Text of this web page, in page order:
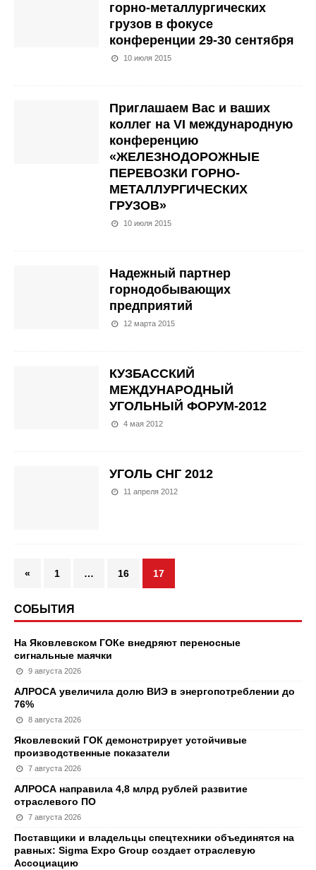
горно-металлургических
грузов в фокусе
конференции 29-30 сентября
10 июля 2015
Приглашаем Вас и ваших
коллег на VI международную
конференцию
«ЖЕЛЕЗНОДОРОЖНЫЕ
ПЕРЕВОЗКИ ГОРНО-
МЕТАЛЛУРГИЧЕСКИХ
ГРУЗОВ»
10 июля 2015
Надежный партнер
горнодобывающих
предприятий
12 марта 2015
КУЗБАССКИЙ
МЕЖДУНАРОДНЫЙ
УГОЛЬНЫЙ ФОРУМ-2012
4 мая 2012
УГОЛЬ СНГ 2012
11 апреля 2012
« 1 … 16 17
СОБЫТИЯ
На Яковлевском ГОКе внедряют переносные
сигнальные маячки
9 августа 2026
АЛРОСА увеличила долю ВИЭ в энергопотреблении до
76%
8 августа 2026
Яковлевский ГОК демонстрирует устойчивые
производственные показатели
7 августа 2026
АЛРОСА направила 4,8 млрд рублей развитие
отраслевого ПО
7 августа 2026
Поставщики и владельцы спецтехники объединятся на
равных: Sigma Expo Group создает отраслевую
Ассоциацию